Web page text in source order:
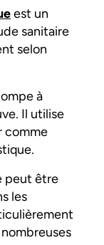
est un
sanitaire
selon
à
Il utilise
comme
peut être
les